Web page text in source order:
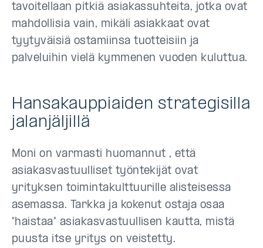
tavoitellaan pitkiä asiakassuhteita, jotka ovat
mahdollisia vain, mikäli asiakkaat ovat
tyytyväisiä ostamiinsa tuotteisiin ja
palveluihin vielä kymmenen vuoden kuluttua.
Hansakauppiaiden strategisilla
jalanjäljillä
Moni on varmasti huomannut , että
asiakasvastuulliset työntekijät ovat
yrityksen toimintakulttuurille alisteisessa
asemassa. Tarkka ja kokenut ostaja osaa
"haistaa" asiakasvastuullisen kautta, mistä
puusta itse yritys on veistetty.